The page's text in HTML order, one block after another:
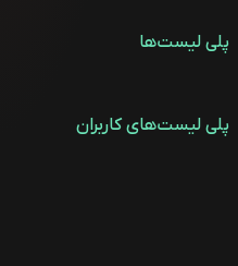
پلی لیست‌ها
پلی لیست‌های کاربران